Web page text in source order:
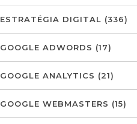
ESTRATÉGIA DIGITAL (336)
GOOGLE ADWORDS (17)
GOOGLE ANALYTICS (21)
GOOGLE WEBMASTERS (15)